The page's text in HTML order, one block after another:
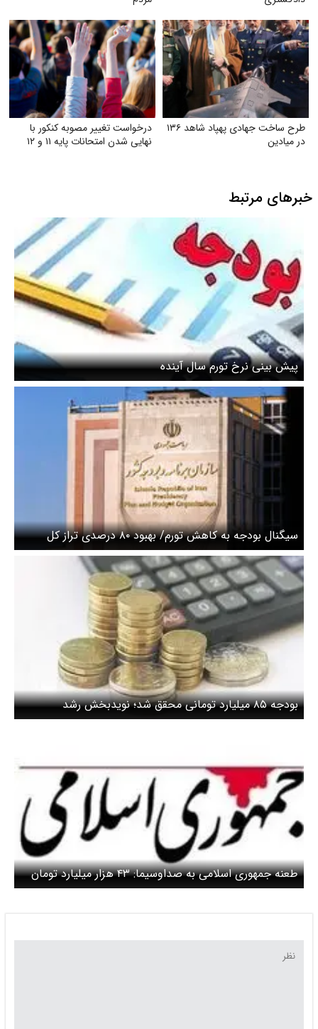
طرح ساخت جهادی پهپاد شاهد ۱۳۶
در میادین
درخواست تغییر مصوبه کنکور با
نهایی شدن امتحانات پایه ۱۱ و ۱۲
خبرهای مرتبط
پیش بینی نرخ تورم سال آینده
سیگنال بودجه به کاهش تورم/ بهبود ۸۰ درصدی تراز کل
بودجه ۸۵ میلیارد تومانی محقق شد؛ نویدبخش رشد
اقتصادی پایدار
طعنه جمهوری اسلامی به صداوسیما: ۴۳ هزار میلیارد تومان
بودجه دارید که خطای سهوی بکنید؟